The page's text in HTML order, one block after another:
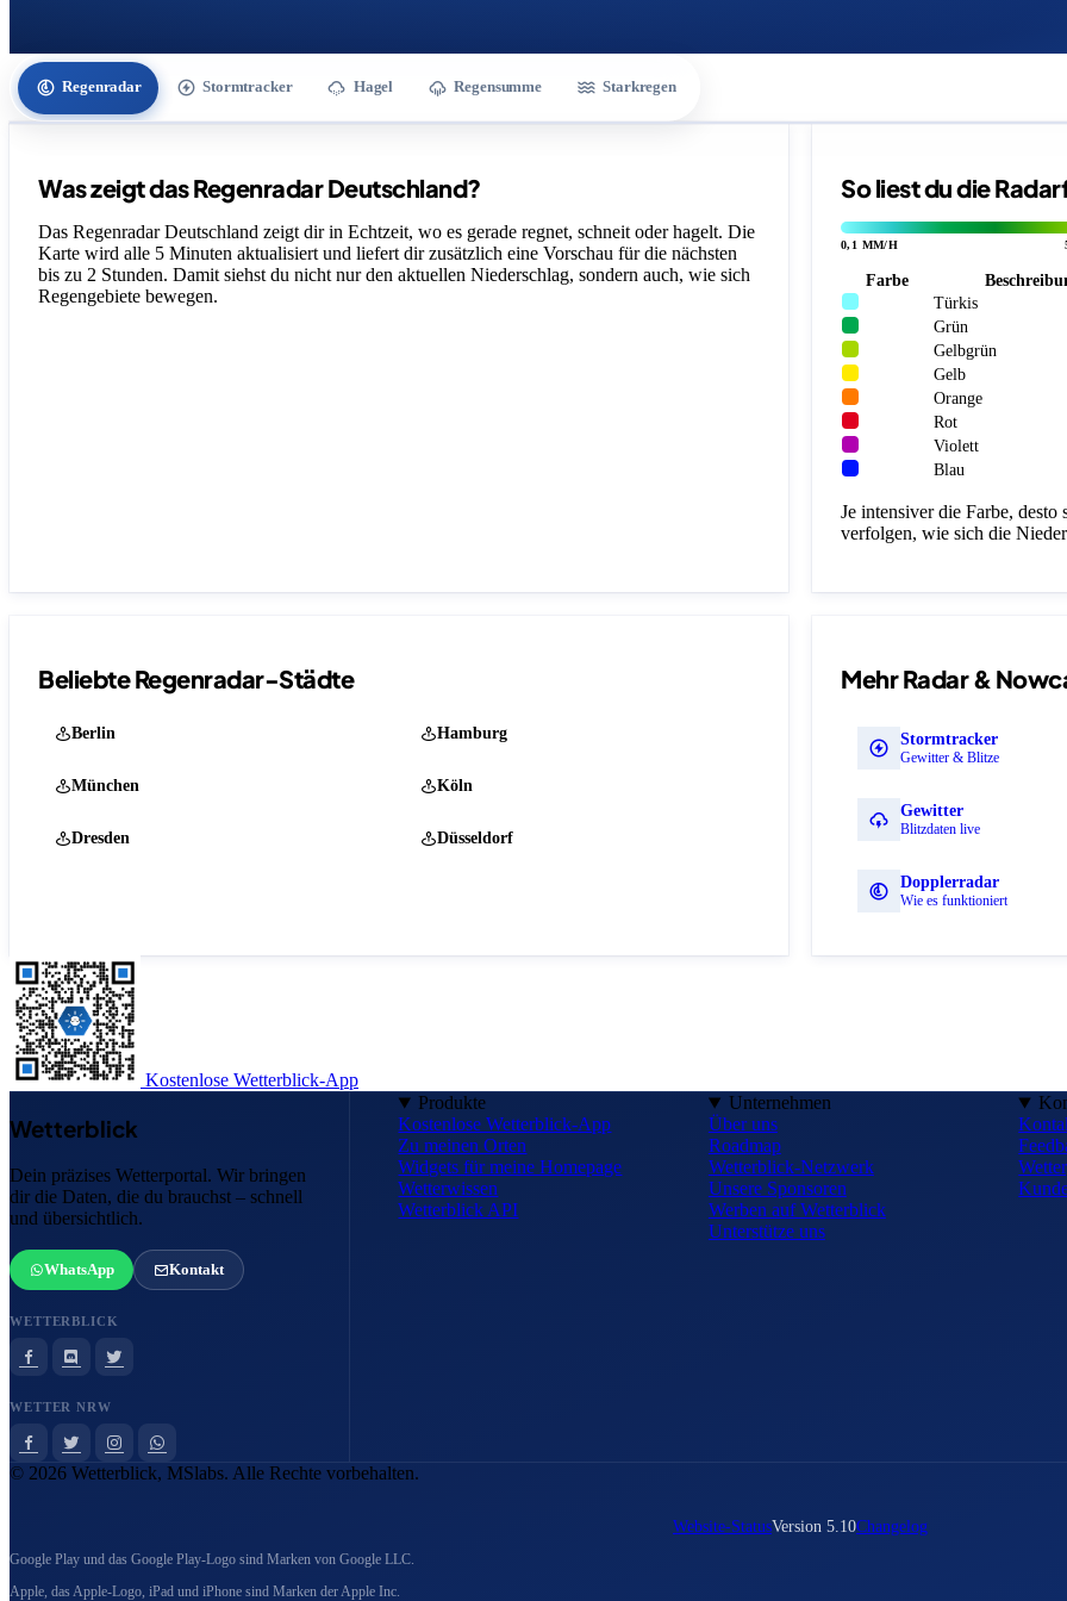
Regenradar Stormtracker Hagel Regensumme Starkregen
Was zeigt das Regenradar Deutschland?
Das Regenradar Deutschland zeigt dir in Echtzeit, wo es gerade regnet, schneit oder hagelt. Die
Karte wird alle 5 Minuten aktualisiert und liefert dir zusätzlich eine Vorschau für die nächsten
bis zu 2 Stunden. Damit siehst du nicht nur den aktuellen Niederschlag, sondern auch, wie sich
Regengebiete bewegen.
So liest du die
0,1 MM/H
Farbe
Türkis
Grün
Gelbgrün
Gelb
Orange
Rot
Violett
Blau
Je intensiver die Farbe,
verfolgen, wie sich die
Beliebte Regenradar-Städte
Berlin Hamburg
München Köln
Dresden Düsseldorf
Mehr Radar &
Stormtracker
Gewitter & Blitze
Gewitter
Blitzdaten live
Dopplerradar
Wie es funktioniert
Kostenlose Wetterblick-App
Wetterblick
Dein präzises Wetterportal. Wir bringen
dir die Daten, die du brauchst – schnell
und übersichtlich.
WhatsApp Kontakt
WETTERBLICK
WETTER NRW
Produkte
Kostenlose Wetterblick-App
Zu meinen Orten
Widgets für meine Homepage
Wetterwissen
Wetterblick API
Unternehmen
Über uns
Roadmap
Wetterblick-Netzwerk
Unsere Sponsoren
Werben auf Wetterblick
Unterstütze uns
© 2026 Wetterblick, MSlabs. Alle Rechte vorbehalten.
Website-StatusVersion 5.10Changelog
Google Play und das Google Play-Logo sind Marken von Google LLC.
Apple, das Apple-Logo, iPad und iPhone sind Marken der Apple Inc.